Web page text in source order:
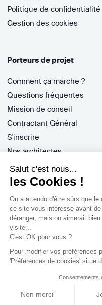
Salut c'est nous...
les Cookies !
On a attendu d'être sûrs que le
ce site vous intéresse avant
déranger, mais on aimerait
visite...
C'est OK pour vous ?
Pour modifier vos préférences
'Préférences de cookies' situé
Consentements
Non merci
Politique de confidentialité
Gestion des cookies
Porteurs de projet
Comment ça marche ?
Questions fréquentes
Mission de conseil
Contractant Général
S'inscrire
Nos architectes
Nos guides
Nos réalisations
Professionnels
Je suis architecte
Je suis une entreprise